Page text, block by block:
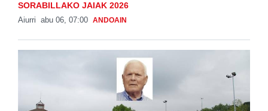
SORABILLAKO JAIAK 2026
Aiurri abu 06, 07:00 ANDOAIN